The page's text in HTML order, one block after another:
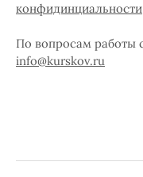
конфидинциальности
По вопросам работы
info@kurskov.ru